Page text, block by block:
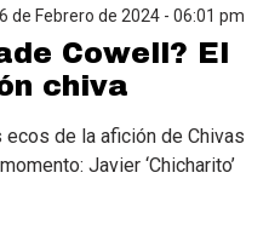
de Febrero de 2024 - 06:01 pm
Cowell? El
chiva
de la afición de Chivas
Javier ‘Chicharito’